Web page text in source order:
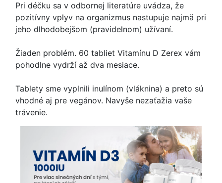
Pri déčku sa v odbornej literatúre uvádza, že
pozitívny vplyv na organizmus nastupuje najmä pri
jeho dlhodobejšom (pravidelnom) užívaní.
Žiaden problém. 60 tabliet Vitamínu D Zerex vám
pohodlne vydrží až dva mesiace.
Tablety sme vyplnili inulínom (vláknina) a preto sú
vhodné aj pre vegánov. Navyše nezaťažia vaše
trávenie.